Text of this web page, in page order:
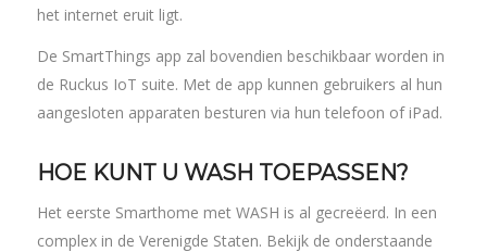
het internet eruit ligt.
De SmartThings app zal bovendien beschikbaar worden in
de Ruckus IoT suite. Met de app kunnen gebruikers al hun
aangesloten apparaten besturen via hun telefoon of iPad.
HOE KUNT U WASH TOEPASSEN?
Het eerste Smarthome met WASH is al gecreëerd. In een
complex in de Verenigde Staten. Bekijk de onderstaande